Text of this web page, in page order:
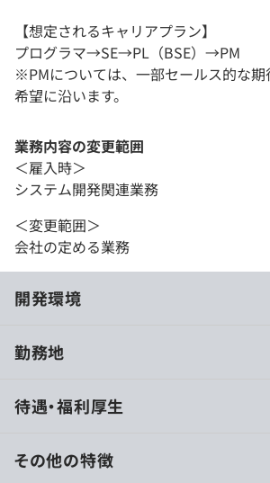
【想定されるキャリアプラン】
プログラマ→SE→PL（BSE）→PM
※PMについては、一部セールス的な
希望に沿います。
業務内容の変更範囲
＜雇入時＞
システム開発関連業務
＜変更範囲＞
会社の定める業務
開発環境
す。
勤務地
待遇・福利厚生
その他の特徴